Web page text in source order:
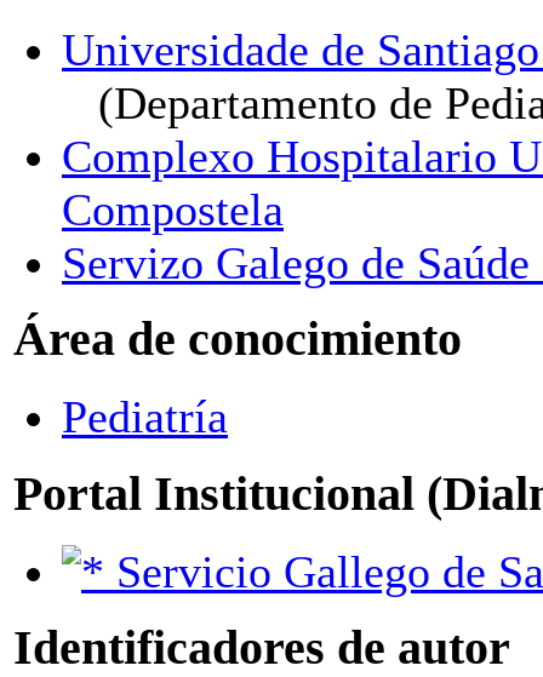
Universidade de
(Departamento de
Complexo Hospitalario
Compostela
Servizo Galego de
Área de conocimiento
Pediatría
Portal Institucional
Servicio Gallego de
Identificadores de autor